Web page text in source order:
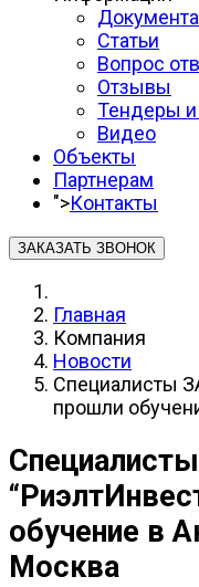
Статьи
Вопрос
Отзывы
Тендеры и
Видео
Объекты
Партнерам
">Контакты
ЗАКАЗАТЬ ЗВОНОК
Главная
Компания
Новости
Специалисты
прошли
обучение в
Москва